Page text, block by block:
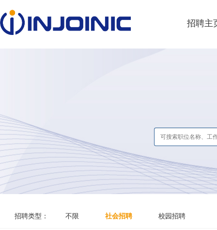
招聘主
招聘类型： 不限 社会招聘 校园招聘